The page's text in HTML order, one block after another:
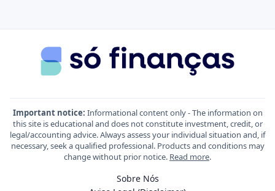
Important notice: Informational content only - The information on
this site is educational and does not constitute investment, credit, or
legal/accounting advice. Always assess your individual situation and, if
necessary, seek a qualified professional. Products and conditions may
change without prior notice. Read more.
Sobre Nós